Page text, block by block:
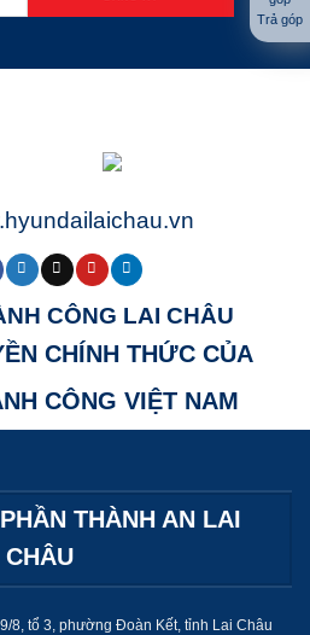
CÔNG LAI CHÂU
CHÍNH THỨC CỦA
CÔNG VIỆT NAM
THÀNH AN LAI
CHÂU
8, tổ 3, phường Đoàn Kết, tỉnh Lai Châu
Trả góp